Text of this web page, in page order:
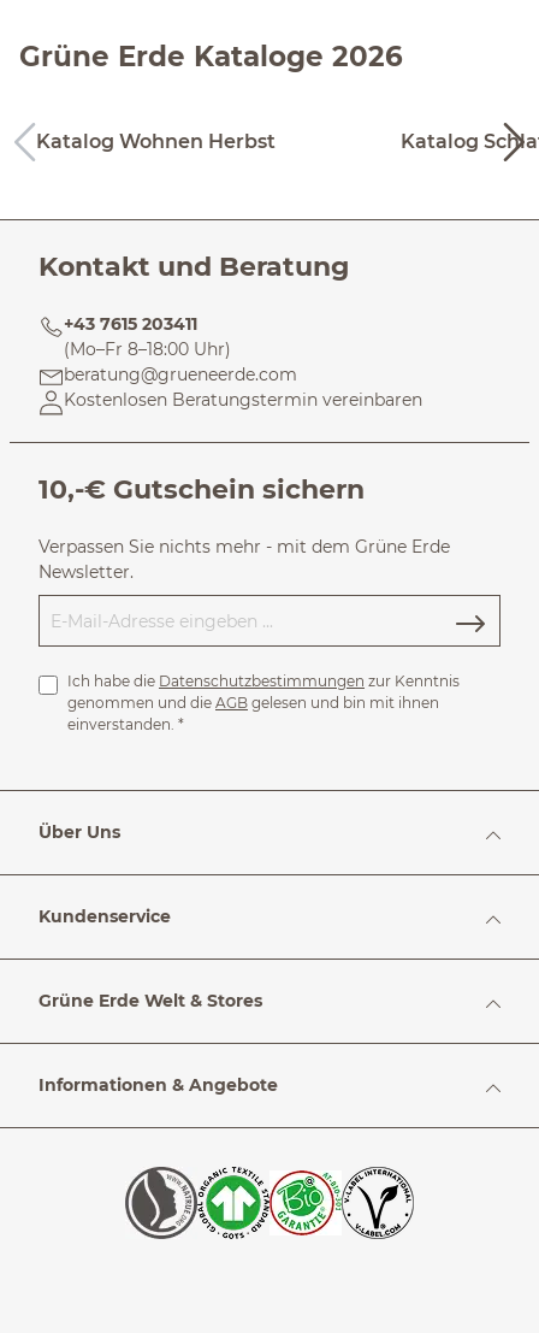
Grüne Erde Kataloge 2026
Katalog Wohnen Herbst Katalog
Kontakt und Beratung
+43 7615 203411
(Mo–Fr 8–18:00 Uhr)
beratung@grueneerde.com
Kostenlosen Beratungstermin vereinbaren
10,-€ Gutschein sichern
Verpassen Sie nichts mehr - mit dem Grüne Erde
Newsletter.
Ich habe die Datenschutzbestimmungen zur Kenntnis
genommen und die AGB gelesen und bin mit ihnen
einverstanden. *
Über Uns
Kundenservice
Grüne Erde Welt & Stores
Informationen & Angebote